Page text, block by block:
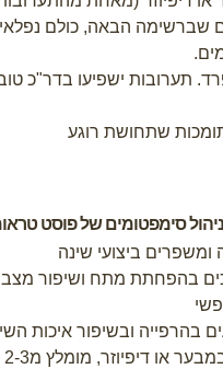
.
תערובות ישפיעו בדר"כ
שתחושת רוגע
סימפטומים של פוסט
ביצועי שינה
בהפחתת מתח ושיפור מצב
בהרפייה ובשיפור איכות